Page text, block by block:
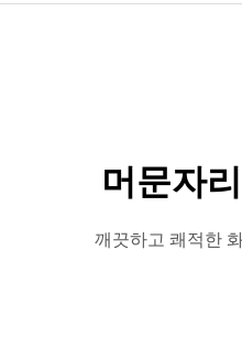
머문자
깨끗하고 쾌적한